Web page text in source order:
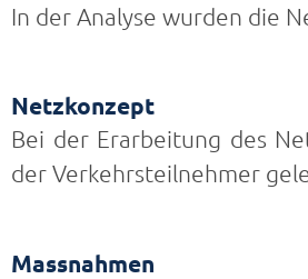
In der Analyse wurden die
Netzkonzept
Bei der Erarbeitung des
der Verkehrsteilnehmer
Massnahmen